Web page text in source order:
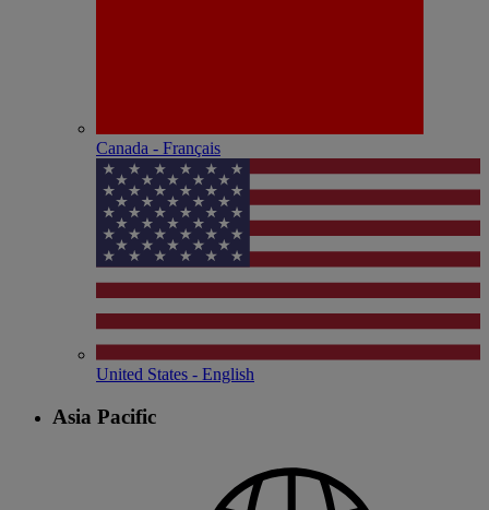
Canada - Français
United States - English
Asia Pacific